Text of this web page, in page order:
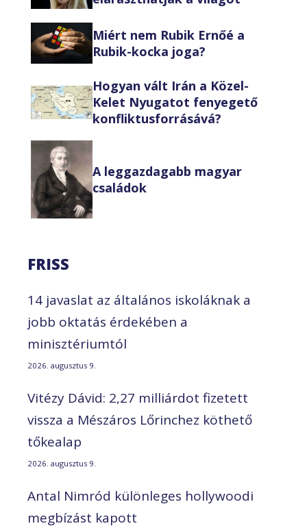
Miért nem Rubik Ernőé a
Rubik-kocka joga?
Hogyan vált Irán a Közel-
Kelet Nyugatot fenyegető
konfliktusforrásává?
A leggazdagabb magyar
családok
FRISS
14 javaslat az általános iskoláknak a
jobb oktatás érdekében a
minisztériumtól
2026. augusztus 9.
Vitézy Dávid: 2,27 milliárdot fizetett
vissza a Mészáros Lőrinchez köthető
tőkealap
2026. augusztus 9.
Antal Nimród különleges hollywoodi
megbízást kapott